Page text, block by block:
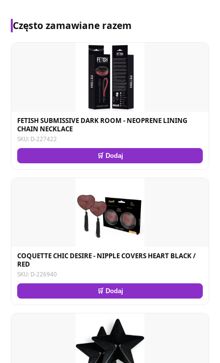
Często zamawiane razem
FETISH SUBMISSIVE DARK ROOM - NEOPRENE LINING
CHAIN NECKLACE
SKU: D-227422
🛒 Dodaj
COQUETTE CHIC DESIRE - NIPPLE COVERS HEART BLACK /
RED
SKU: D-226940
🛒 Dodaj